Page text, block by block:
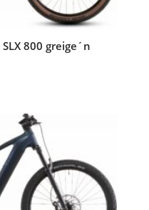
800 greige´n